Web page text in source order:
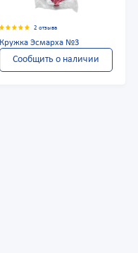
2 отзыва
Кружка Эсмарха №3
Сообщить о наличии